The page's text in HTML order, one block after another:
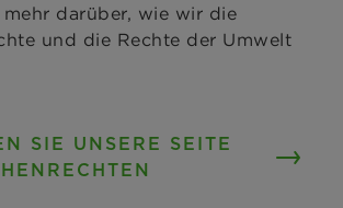
mehr darüber, wie wir die
und die Rechte der Umwelt
SIE UNSERE SEITE